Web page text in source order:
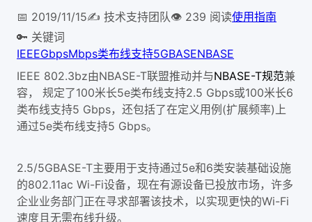
📅 2019/11/15✍️ 技术支持团队👁 239 阅读使用指南
🔑 关键词
IEEEGbpsMbps类布线支持5GBASENBASE
IEEE 802.3bz由NBASE-T联盟推动并与NBASE-T规范兼
容，
规定了100米长5e类布线支持2.5 Gbps或100米长6
类布线支持5 Gbps，还包括了在定义用例 (扩展频率) 上
通过5e类布线支持5 Gbps。
2.5/5GBASE-T主要用于支持通过5e和6类安装基础设施
的802.11ac Wi-Fi设备，现在有源设备已投放市场，许多
企业业务部门正在寻求部署该技术，以实现更快的Wi-Fi
速度且无需布线升级。